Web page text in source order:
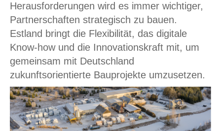
Herausforderungen wird es immer wichtiger,
Partnerschaften strategisch zu bauen.
Estland bringt die Flexibilität, das digitale
Know-how und die Innovationskraft mit, um
gemeinsam mit Deutschland
zukunftsorientierte Bauprojekte umzusetzen.